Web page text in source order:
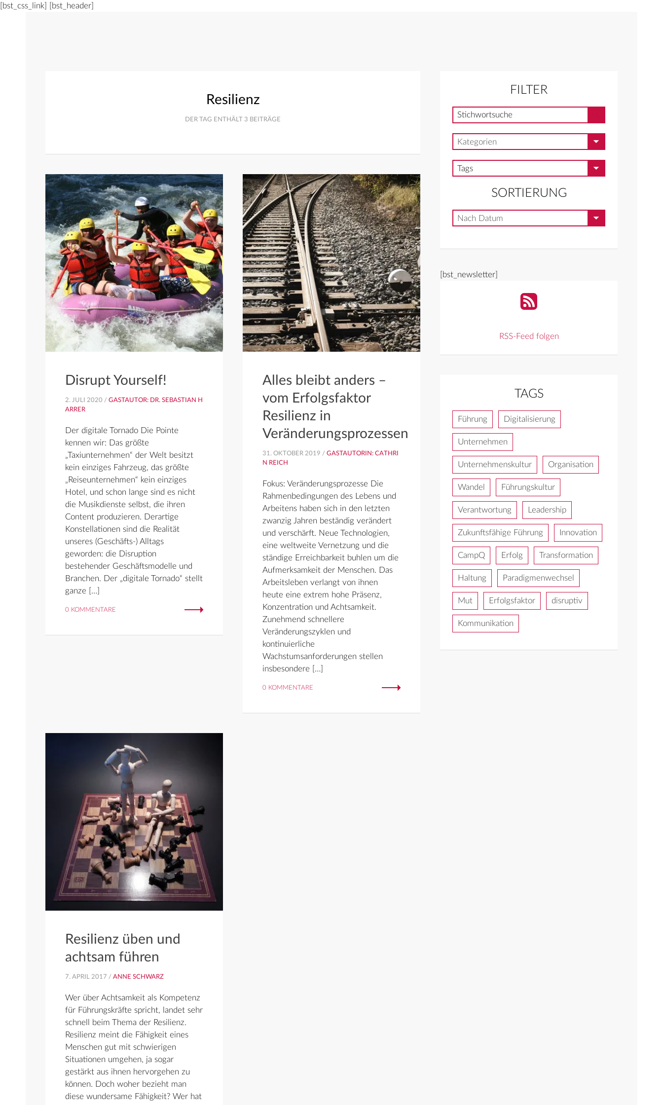
[bst_css_link] [bst_header]
Resilienz
DER TAG ENTHÄLT 3 BEITRÄGE
Disrupt Yourself!
2. JULI 2020 / GASTAUTOR: DR. SEBASTIAN H
ARRER
Der digitale Tornado Die Pointe
kennen wir: Das größte
„Taxiunternehmen“ der Welt besitzt
kein einziges Fahrzeug, das größte
„Reiseunternehmen“ kein einziges
Hotel, und schon lange sind es nicht
die Musikdienste selbst, die ihren
Content produzieren. Derartige
Konstellationen sind die Realität
unseres (Geschäfts-) Alltags
geworden: die Disruption
bestehender Geschäftsmodelle und
Branchen. Der „digitale Tornado“ stellt
ganze […]
0 KOMMENTARE
Alles bleibt anders –
vom Erfolgsfaktor
Resilienz in
Veränderungsprozessen
31. OKTOBER 2019 / GASTAUTORIN: CATHRI
N REICH
Fokus: Veränderungsprozesse Die
Rahmenbedingungen des Lebens und
Arbeitens haben sich in den letzten
zwanzig Jahren beständig verändert
und verschärft. Neue Technologien,
eine weltweite Vernetzung und die
ständige Erreichbarkeit buhlen um die
Aufmerksamkeit der Menschen. Das
Arbeitsleben verlangt von ihnen
heute eine extrem hohe Präsenz,
Konzentration und Achtsamkeit.
Zunehmend schnellere
Veränderungszyklen und
kontinuierliche
Wachstumsanforderungen stellen
insbesondere […]
0 KOMMENTARE
Resilienz üben und
achtsam führen
7. APRIL 2017 / ANNE SCHWARZ
Wer über Achtsamkeit als Kompetenz
für Führungskräfte spricht, landet sehr
schnell beim Thema der Resilienz.
Resilienz meint die Fähigkeit eines
Menschen gut mit schwierigen
Situationen umgehen, ja sogar
gestärkt aus ihnen hervorgehen zu
können. Doch woher bezieht man
diese wundersame Fähigkeit? Wer hat
FILTER
Stichwortsuche
Kategorien
Kategorien
Tags
Tags
SORTIERUNG
Nach Datum
[bst_newsletter]
RSS-Feed folgen
TAGS
Führung Digitalisierung
Unternehmen
Unternehmenskultur Organisation
Wandel Führungskultur
Verantwortung Leadership
Zukunftsfähige Führung Innovation
CampQ Erfolg Transformation
Haltung Paradigmenwechsel
Mut Erfolgsfaktor disruptiv
Kommunikation